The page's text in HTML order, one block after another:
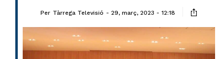
Per Tàrrega Televisió 29, març, 2023 - 12:18